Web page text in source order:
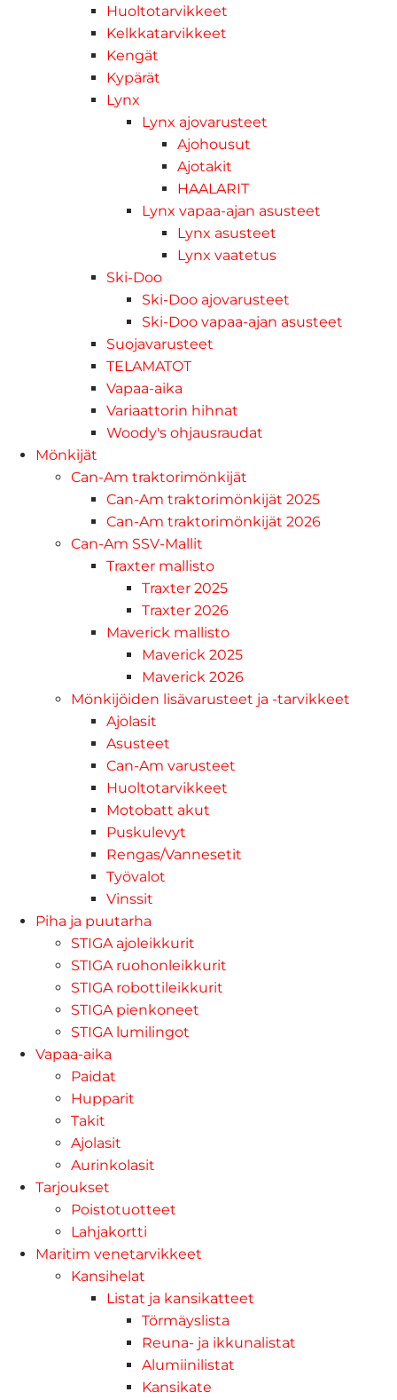
Huoltotarvikkeet
Kelkkatarvikkeet
Kengät
Kypärät
Lynx
Lynx ajovarusteet
Ajohousut
Ajotakit
HAALARIT
Lynx vapaa-ajan asusteet
Lynx asusteet
Lynx vaatetus
Ski-Doo
Ski-Doo ajovarusteet
Ski-Doo vapaa-ajan asusteet
Suojavarusteet
TELAMATOT
Vapaa-aika
Variaattorin hihnat
Woody's ohjausraudat
Mönkijät
Can-Am traktorimönkijät
Can-Am traktorimönkijät 2025
Can-Am traktorimönkijät 2026
Can-Am SSV-Mallit
Traxter mallisto
Traxter 2025
Traxter 2026
Maverick mallisto
Maverick 2025
Maverick 2026
Mönkijöiden lisävarusteet ja -tarvikkeet
Ajolasit
Asusteet
Can-Am varusteet
Huoltotarvikkeet
Motobatt akut
Puskulevyt
Rengas/Vannesetit
Työvalot
Vinssit
Piha ja puutarha
STIGA ajoleikkurit
STIGA ruohonleikkurit
STIGA robottileikkurit
STIGA pienkoneet
STIGA lumilingot
Vapaa-aika
Paidat
Hupparit
Takit
Ajolasit
Aurinkolasit
Tarjoukset
Poistotuotteet
Lahjakortti
Maritim venetarvikkeet
Kansihelat
Listat ja kansikatteet
Törmäyslista
Reuna- ja ikkunalistat
Alumiinilistat
Kansikate